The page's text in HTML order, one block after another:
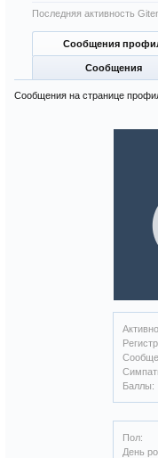
Баллы:
Пол:
День
Последняя активность
Сообщения
Сообщения
Сообщения на странице